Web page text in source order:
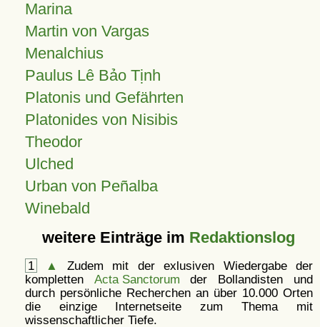
Marina
Martin von Vargas
Menalchius
Paulus Lê Bảo Tịnh
Platonis und Gefährten
Platonides von Nisibis
Theodor
Ulched
Urban von Peñalba
Winebald
weitere Einträge im Redaktionslog
1 ▲
Zudem mit der exlusiven Wiedergabe der
kompletten Acta Sanctorum der Bollandisten und
durch persönliche Recherchen an über 10.000 Orten
die einzige Internetseite zum Thema mit
wissenschaftlicher Tiefe.